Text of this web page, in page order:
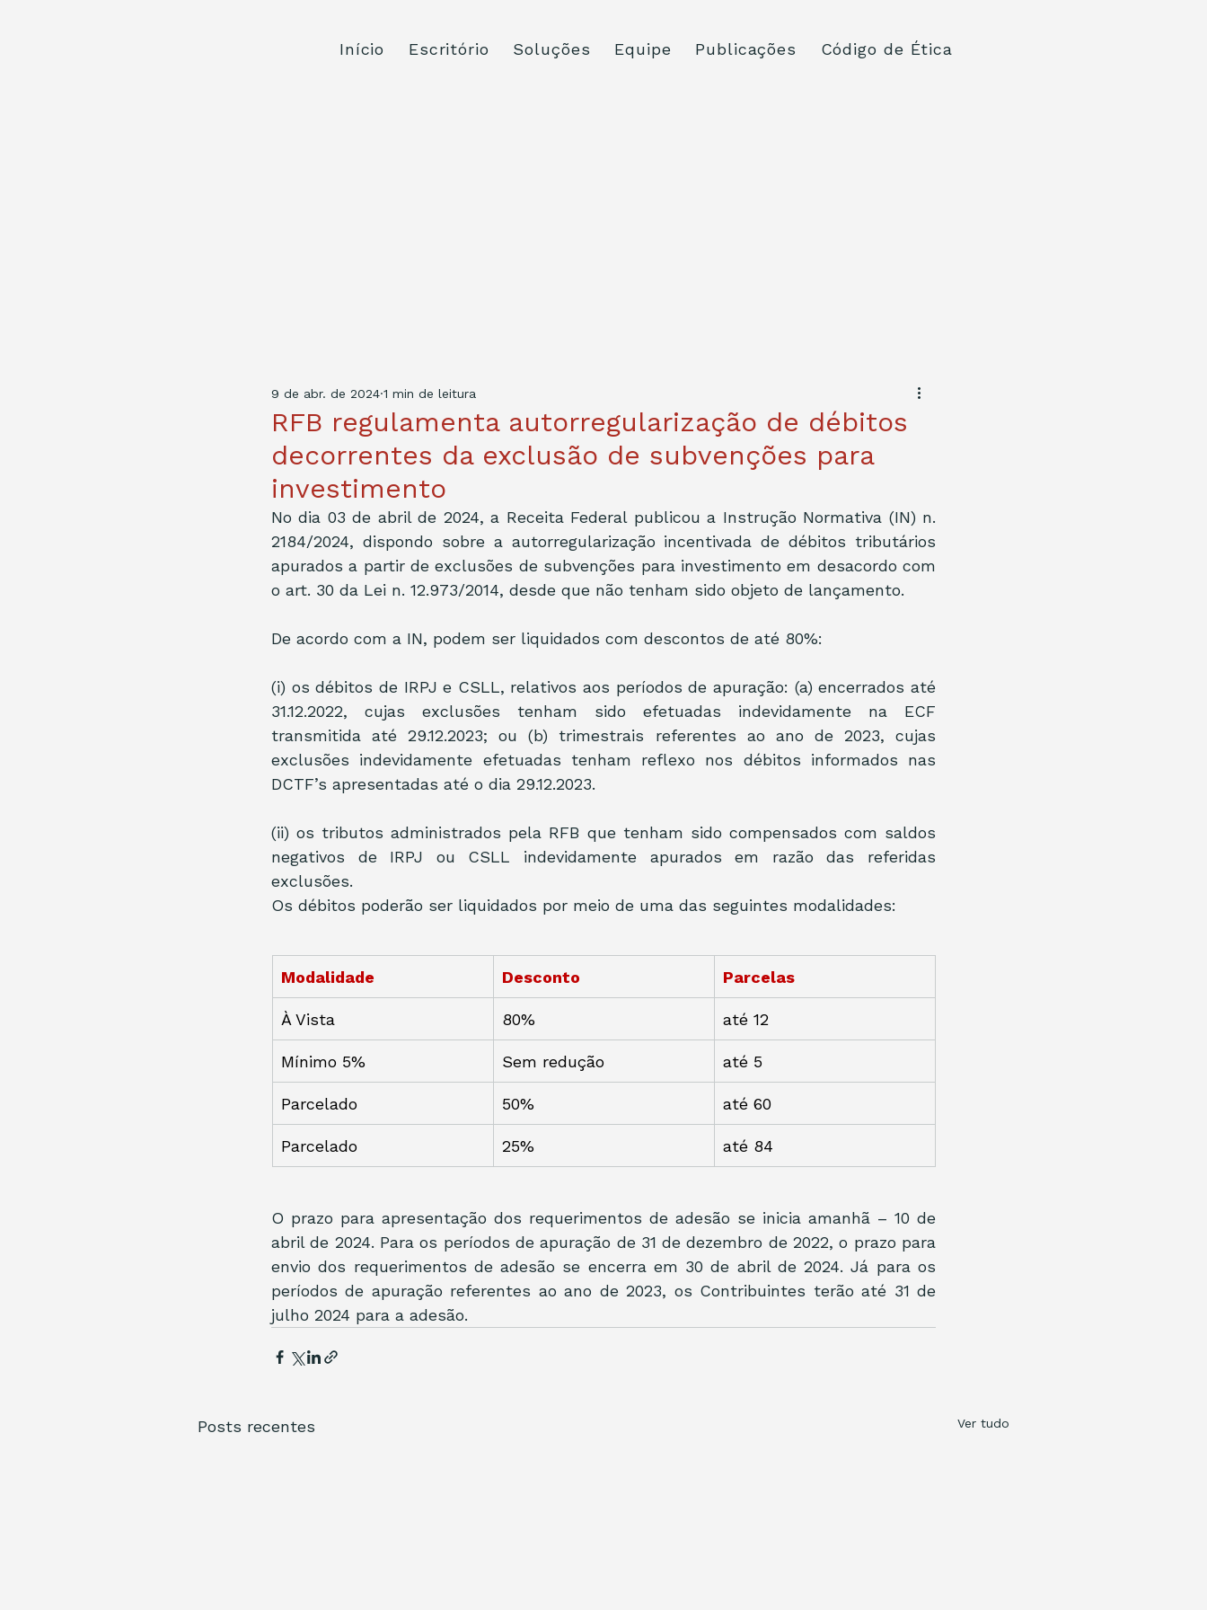
Início Escritório Soluções Equipe Publicações Código de Ética
RFB regulamenta autorregularização de débitos
decorrentes da exclusão de subvenções para
investimento
9 de abr. de 2024 1 min de leitura
No dia 03 de abril de 2024, a Receita Federal publicou a Instrução Normativa (IN) n.
2184/2024, dispondo sobre a autorregularização incentivada de débitos tributários
apurados a partir de exclusões de subvenções para investimento em desacordo com
o art. 30 da Lei n. 12.973/2014, desde que não tenham sido objeto de lançamento.
De acordo com a IN, podem ser liquidados com descontos de até 80%:
(i) os débitos de IRPJ e CSLL, relativos aos períodos de apuração: (a) encerrados até
31.12.2022, cujas exclusões tenham sido efetuadas indevidamente na ECF
transmitida até 29.12.2023; ou (b) trimestrais referentes ao ano de 2023, cujas
exclusões indevidamente efetuadas tenham reflexo nos débitos informados nas
DCTF’s apresentadas até o dia 29.12.2023.
(ii) os tributos administrados pela RFB que tenham sido compensados com saldos
negativos de IRPJ ou CSLL indevidamente apurados em razão das referidas
exclusões.
Os débitos poderão ser liquidados por meio de uma das seguintes modalidades:
Modalidade Desconto Parcelas
À Vista 80% até 12
Mínimo 5% Sem redução até 5
Parcelado 50% até 60
Parcelado 25% até 84
O prazo para apresentação dos requerimentos de adesão se inicia amanhã – 10 de
abril de 2024. Para os períodos de apuração de 31 de dezembro de 2022, o prazo para
envio dos requerimentos de adesão se encerra em 30 de abril de 2024. Já para os
períodos de apuração referentes ao ano de 2023, os Contribuintes terão até 31 de
julho 2024 para a adesão.
Posts recentes Ver tudo